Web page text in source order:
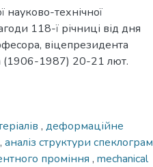
науково-технічної
118-ї річниці від дня
віцепрезидента
1987) 20-21 лют.
, деформаційне
, аналіз структури спеклограм
проміння , mechanical